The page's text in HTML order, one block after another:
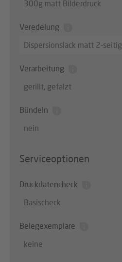
300g matt Bilderdruck
Veredelung
Dispersionslack matt 2-seitig
Verarbeitung
gerillt, gefalzt
Bündeln
nein
Serviceoptionen
Druckdatencheck
Basischeck
Belegexemplare
keine